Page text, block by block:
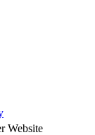
Website